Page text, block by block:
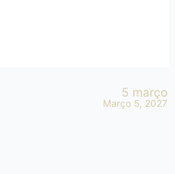
5 março
Março 5, 2027